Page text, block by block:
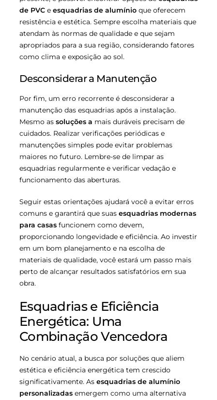
de PVC e esquadrias de alumínio que oferecem
resistência e estética. Sempre escolha materiais que
atendam às normas de qualidade e que sejam
apropriados para a sua região, considerando fatores
como clima e exposição ao sol.
Desconsiderar a Manutenção
Por fim, um erro recorrente é desconsiderar a
manutenção das esquadrias após a instalação.
Mesmo as soluções a mais duráveis precisam de
cuidados. Realizar verificações periódicas e
manutenções simples pode evitar problemas
maiores no futuro. Lembre-se de limpar as
esquadrias regularmente e verificar vedação e
funcionamento das aberturas.
Seguir estas orientações ajudará você a evitar erros
comuns e garantirá que suas esquadrias modernas
para casas funcionem como devem,
proporcionando longevidade e eficiência. Ao investir
em um bom planejamento e na escolha de
materiais de qualidade, você estará um passo mais
perto de alcançar resultados satisfatórios em sua
obra.
Esquadrias e Eficiência
Energética: Uma
Combinação Vencedora
No cenário atual, a busca por soluções que aliem
estética e eficiência energética tem crescido
significativamente. As esquadrias de alumínio
personalizadas emergem como uma alternativa